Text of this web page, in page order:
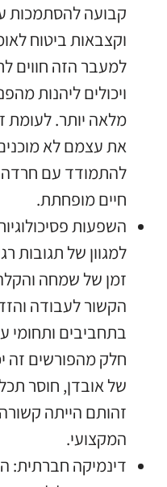
קבועה להסתמכות
וקצבאות ביטוח
למעבר הזה חווים
ויכולים ליהנות
מלאה יותר. לעומת
את עצמם לא
להתמודד עם חרדה
חיים מופחתת.
השפעות
למגוון של תגובות
זמן של שמחה
הקשור לעבודה
בתחביבים ותחומי
חלק מהפורשים זה
של אובדן, חוסר
זהותם הייתה
המקצועי.
דינמיקה חברתית: